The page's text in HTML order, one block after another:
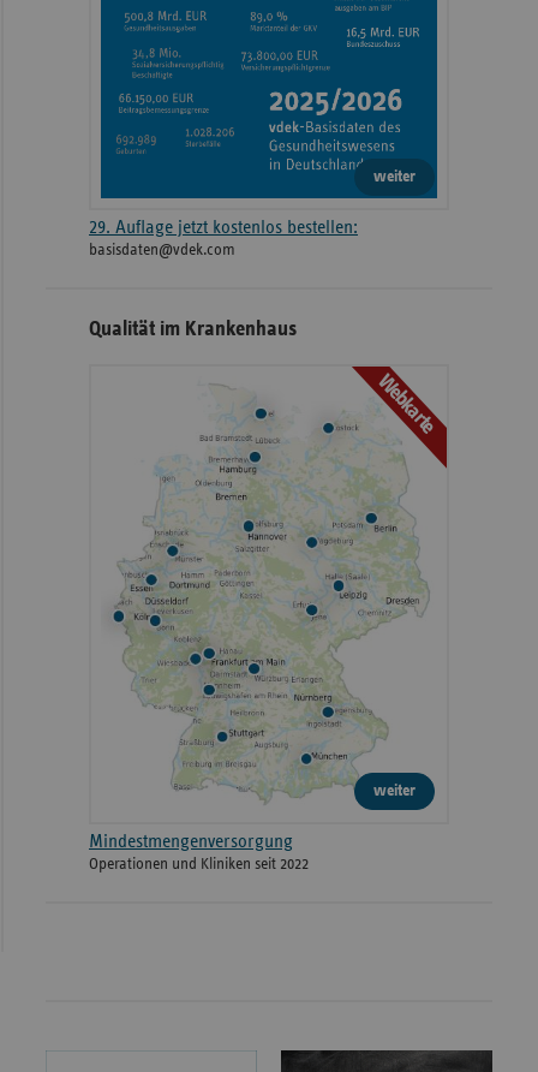
weiter
29. Auflage jetzt kostenlos bestellen:
basisdaten@vdek.com
Qualität im Krankenhaus
Webkarte
weiter
Mindestmengenversorgung
Operationen und Kliniken seit 2022